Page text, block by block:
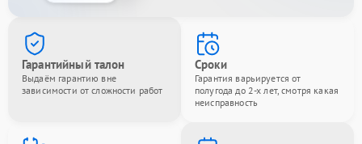
Гарантийный талон
Выдаём гарантию вне
зависимости от сложности работ
Сроки
Гарантия варьируется от
полугода до 2-х лет, смотря какая
неисправность